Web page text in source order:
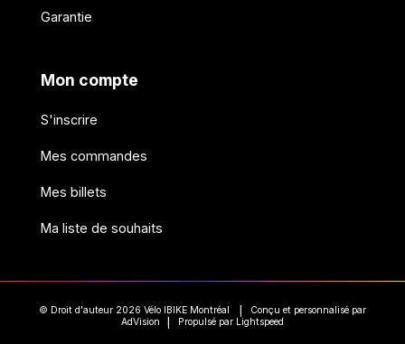
Garantie
Mon compte
S'inscrire
Mes commandes
Mes billets
Ma liste de souhaits
© Droit d'auteur 2026 Vélo IBIKE Montréal
Conçu et personnalisé par
AdVision
Propulsé par Lightspeed